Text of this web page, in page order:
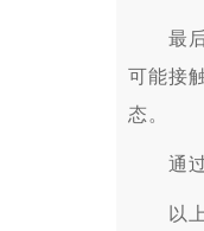
最后
可能接
态。
通过
以上